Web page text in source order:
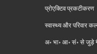
प्रोएक्टिव प्रकटीकरण
स्वास्थ्य और परिवार
अ॰ भा॰ आ॰ सं॰ से जुड़े